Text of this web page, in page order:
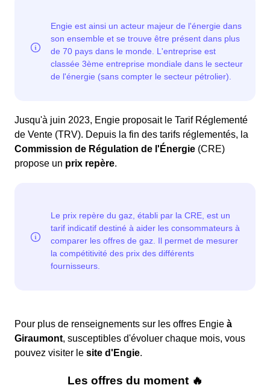
Jusqu'à juin 2023, Engie proposait le Tarif Réglementé
de Vente (TRV). Depuis la fin des tarifs réglementés, la
Commission de Régulation de l'Énergie (CRE)
propose un prix repère.
Pour plus de renseignements sur les offres Engie à
Giraumont, susceptibles d'évoluer chaque mois, vous
pouvez visiter le site d'Engie.